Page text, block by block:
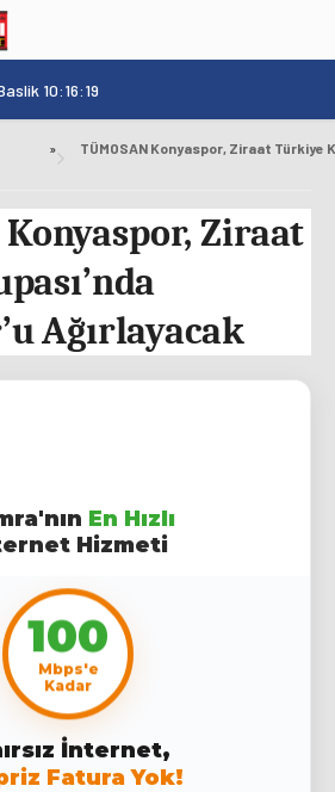
10:16:19
»
Konyaspor, Ziraat
Ağırlayacak
En Hızlı
Hizmeti
100
Mbps'e
Kadar
İnternet,
Fatura Yok!